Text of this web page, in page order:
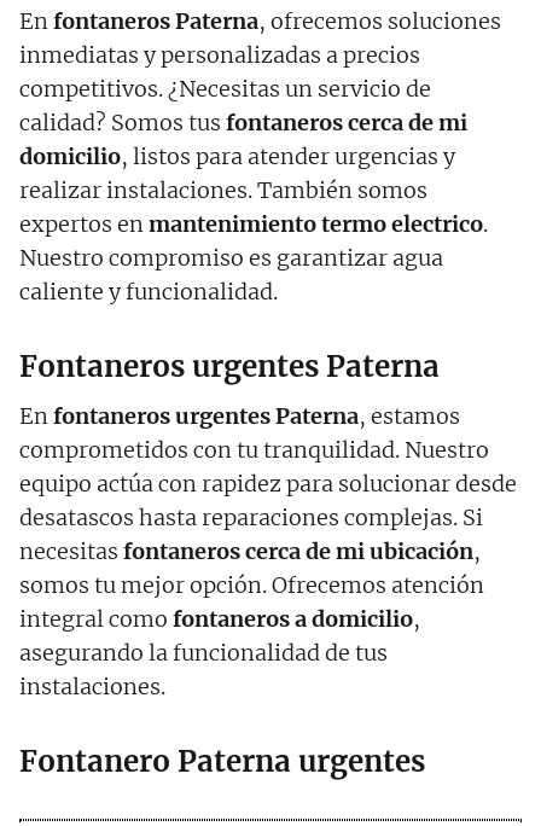
EnfontanerosPaterna, ofrecemos soluciones
inmediatas y personalizadas a precios
competitivos. ¿Necesitas un servicio de
calidad? Somos tus fontaneros cerca de mi
domicilio, listos para atender urgencias y
realizar instalaciones. También somos
expertos enmantenimiento termo electrico.
Nuestro compromiso es garantizar agua
caliente y funcionalidad.
Fontaneros urgentes Paterna
Enfontaneros urgentesPaterna, estamos
comprometidos con tu tranquilidad. Nuestro
equipo actúa con rapidez para solucionar desde
desatascos hasta reparaciones complejas. Si
necesitas fontaneros cerca de mi ubicación,
somos tu mejor opción. Ofrecemos atención
integral como fontaneros a domicilio,
asegurando la funcionalidad de tus
instalaciones.
Fontanero Paterna urgentes